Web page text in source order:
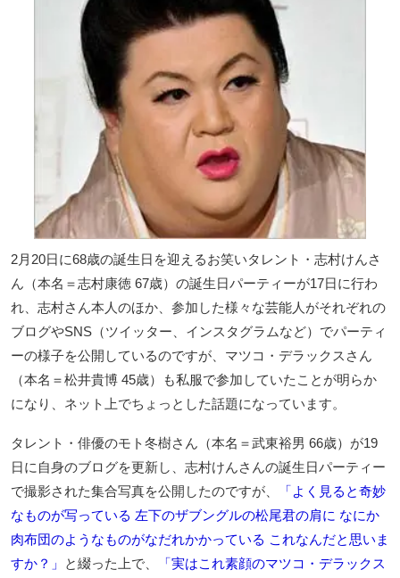
2月20日に68歳の誕生日を迎えるお笑いタレント・志村けんさ
ん（本名＝志村康徳 67歳）の誕生日パーティーが17日に行わ
れ、志村さん本人のほか、参加した様々な芸能人がそれぞれの
ブログやSNS（ツイッター、インスタグラムなど）でパーティ
ーの様子を公開しているのですが、マツコ・デラックスさん
（本名＝松井貴博 45歳）も私服で参加していたことが明らか
になり、ネット上でちょっとした話題になっています。
タレント・俳優のモト冬樹さん（本名＝武東裕男 66歳）が19
日に自身のブログを更新し、志村けんさんの誕生日パーティー
で撮影された集合写真を公開したのですが、
「よく見ると奇妙
なものが写っている 左下のザブングルの松尾君の肩に なにか
肉布団のようなものがなだれかかっている これなんだと思いま
すか？」
と綴った上で、
「実はこれ素顔のマツコ・デラックス